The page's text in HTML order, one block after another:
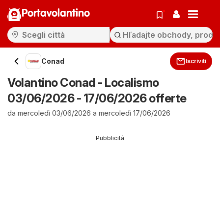
Portavolantino
Conad Iscriviti
Volantino Conad - Localismo
03/06/2026 - 17/06/2026 offerte
da mercoledì 03/06/2026 a mercoledì 17/06/2026
Pubblicità